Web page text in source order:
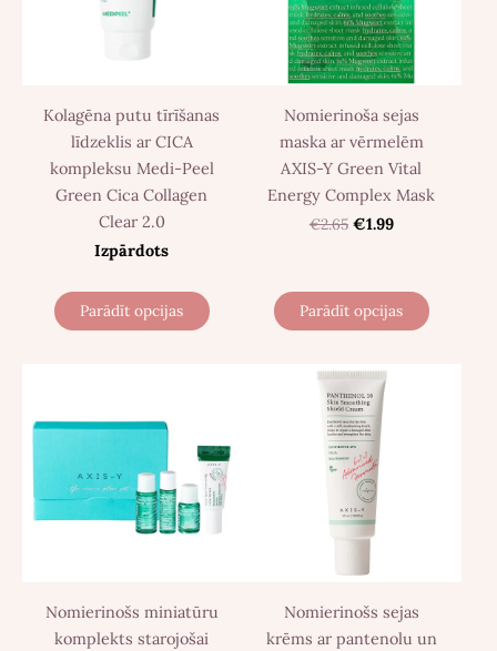
Kolagēna putu tīrīšanas
līdzeklis ar CICA
kompleksu Medi-Peel
Green Cica Collagen
Clear 2.0
Izpārdots
Parādīt opcijas
Nomierinoša sejas
maska ar vērmelēm
AXIS-Y Green Vital
Energy Complex Mask
€2.65 €1.99
Parādīt opcijas
Nomierinošs miniatūru
komplekts starojošai
Nomierinošs sejas
krēms ar pantenolu un